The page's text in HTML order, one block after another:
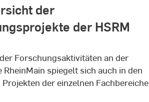
der
der HSRM
Forschungsaktivitäten an der
RheinMain spiegelt sich auch in den
der einzelnen Fachbereiche